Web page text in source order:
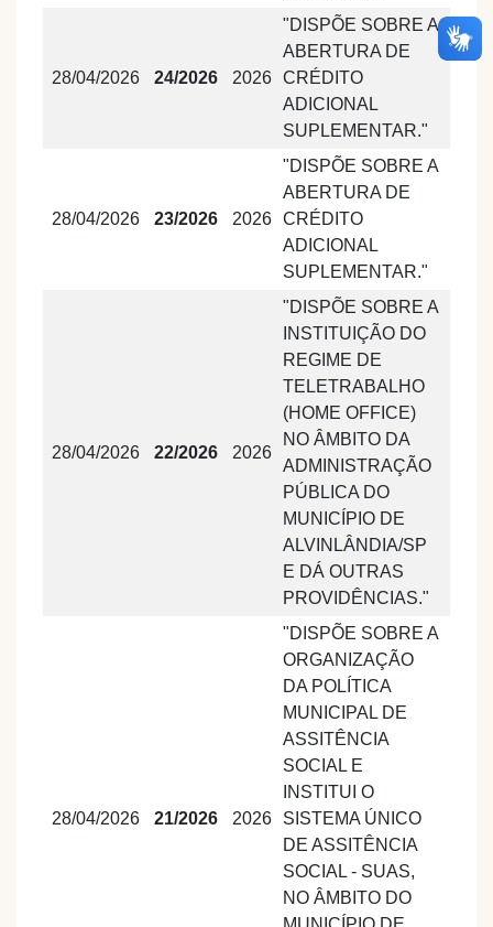
28/04/2026 24/2026 2026
"DISPÕE SOBRE A
ABERTURA DE
CRÉDITO
ADICIONAL
SUPLEMENTAR."
28/04/2026 23/2026 2026
"DISPÕE SOBRE A
ABERTURA DE
CRÉDITO
ADICIONAL
SUPLEMENTAR."
28/04/2026 22/2026 2026
"DISPÕE SOBRE A
INSTITUIÇÃO DO
REGIME DE
TELETRABALHO
(HOME OFFICE)
NO ÂMBITO DA
ADMINISTRAÇÃO
PÚBLICA DO
MUNICÍPIO DE
ALVINLÂNDIA/SP
E DÁ OUTRAS
PROVIDÊNCIAS."
28/04/2026 21/2026 2026
"DISPÕE SOBRE A
ORGANIZAÇÃO
DA POLÍTICA
MUNICIPAL DE
ASSITÊNCIA
SOCIAL E
INSTITUI O
SISTEMA ÚNICO
DE ASSITÊNCIA
SOCIAL - SUAS,
NO ÂMBITO DO